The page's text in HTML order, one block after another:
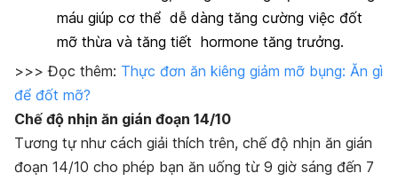
máu giúp cơ thể dễ dàng tăng cường việc đốt
mỡ thừa và tăng tiết hormone tăng trưởng.
>>> Đọc thêm: Thực đơn ăn kiêng giảm mỡ bụng: Ăn gì
để đốt mỡ?
Chế độ nhịn ăn gián đoạn 14/10
Tương tự như cách giải thích trên, chế độ nhịn ăn gián
đoạn 14/10 cho phép bạn ăn uống từ 9 giờ sáng đến 7